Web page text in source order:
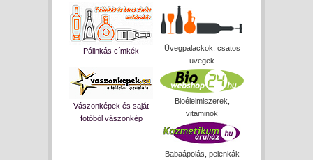
Pálinkás címkék
Üvegpalackok, csatos
üvegek
Vászonképek és saját
fotóból vászonkép
Bioélelmiszerek,
vitaminok
Babaápolás, pelenkák